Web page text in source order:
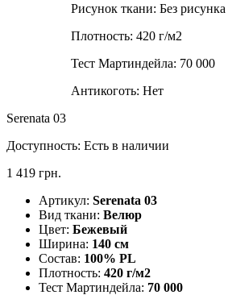
Рисунок ткани: Без рисунка
Плотность: 420 г/м2
Тест Мартиндейла: 70 000
Антикоготь: Нет
Serenata 03
Доступность: Есть в наличии
1 419 грн.
Артикул: Serenata 03
Вид ткани: Велюр
Цвет: Бежевый
Ширина: 140 см
Состав: 100% PL
Плотность: 420 г/м2
Тест Мартиндейла: 70 000